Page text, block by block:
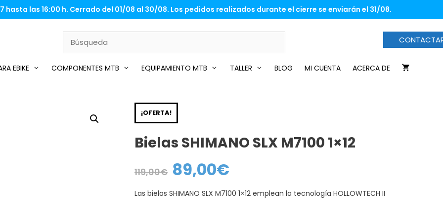
las 16:00 h. Cerrado del 01/08 al 30/08. Los pedidos realizados durante el cierre se enviarán el 31/08.
EBIKE COMPONENTES MTB EQUIPAMIENTO MTB TALLER BLOG MI CUENTA ACERCA DE
¡OFERTA!
Bielas SHIMANO SLX M7100 1×12
119,00€
El
precio
original
119,00€.
89,00€
89,00€.
Las bielas SHIMANO SLX M7100 1×12 emplean la tecnología HOLLOWTECH II
era:
es:
89,00€.